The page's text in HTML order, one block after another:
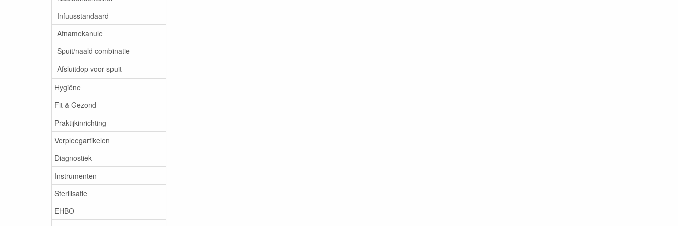
Infuusstandaard
Afnamekanule
Spuit/naald combinatie
Afsluitdop voor spuit
Hygiëne
Fit & Gezond
Praktijkinrichting
Verpleegartikelen
Diagnostiek
Instrumenten
Sterilisatie
EHBO